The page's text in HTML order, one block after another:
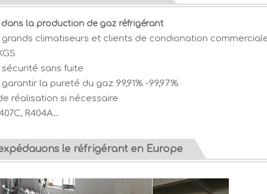
la production de gaz réfrigérant
climatiseurs et clients de condionation
sécurité sans fuite
la pureté du gaz 99,91% -99,97%
réalisation si nécessaire
R404A…
le réfrigérant en Europe